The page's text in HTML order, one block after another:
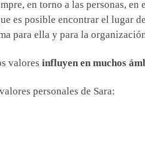
en torno a las personas,
es posible encontrar el lugar
para ella y para la
valores influyen en muchos
personales de Sara: